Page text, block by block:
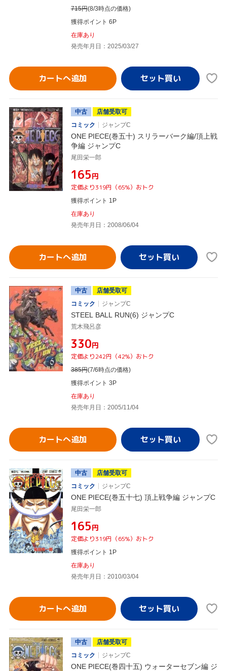
715円(8/3時点の価格)
獲得ポイント 6P
在庫あり
発売年月日：2025/03/27
カートへ追加
中古
店舗受取可
コミック
ジャンプC
ONE PIECE(巻五十) スリラーバーク編/頂上戦
争編 ジャンプC
尾田栄一郎
¥165円
定価より319円（65%）おトク
獲得ポイント 1P
在庫あり
発売年月日：2008/06/04
カートへ追加
中古
店舗受取可
コミック
ジャンプC
STEEL BALL RUN(6) ジャンプC
荒木飛呂彦
¥330円
定価より242円（42%）おトク
385円(7/6時点の価格)
獲得ポイント 3P
在庫あり
発売年月日：2005/11/04
カートへ追加
中古
店舗受取可
コミック
ジャンプC
ONE PIECE(巻五十七) 頂上戦争編 ジャンプC
尾田栄一郎
¥165円
定価より319円（65%）おトク
獲得ポイント 1P
在庫あり
発売年月日：2010/03/04
カートへ追加
中古
店舗受取可
コミック
ジャンプC
ONE PIECE(巻四十五) ウォーターセブン編 ジ